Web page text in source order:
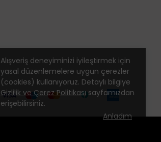
Alışveriş deneyiminizi iyileştirmek için
yasal düzenlemelere uygun çerezler
(cookies) kullanıyoruz. Detaylı bilgiye
Gizlilik ve Çerez Politikası sayfamızdan
erişebilirsiniz.
Anladım